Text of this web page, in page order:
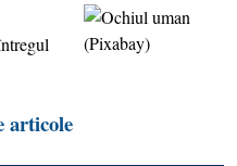
articole